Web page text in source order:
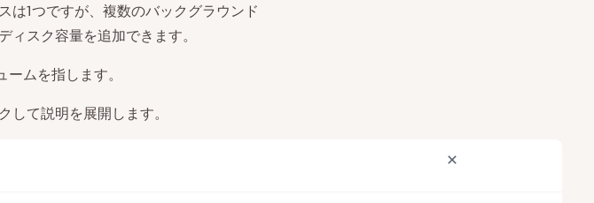
は1つですが、複数のバックグラウンド
スク容量を追加できます。
ムを指します。
して説明を展開します。